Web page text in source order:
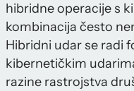
hibridne operacije s
kombinacija često
Hibridni udar se radi
kibernetičkim
razine rastrojstva